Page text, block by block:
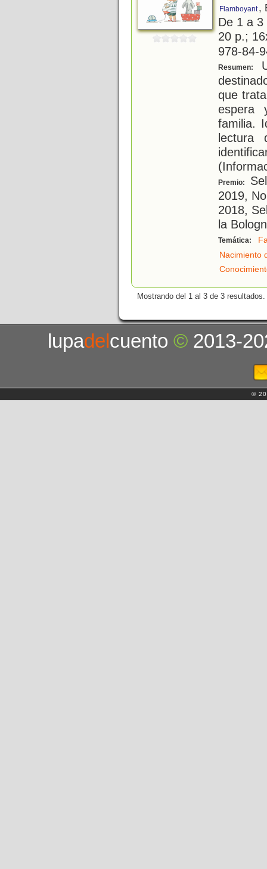
Flamboyant ,
De 1 a
20 p.;
978-84-
Resumen:
que
espera
familia.
lectura
Premio:
2019,
2018,
la
Temática:
Nacimiento
Mostrando del 1 al 3 de 3 resultados.
lupadelcuento© 2013-
©